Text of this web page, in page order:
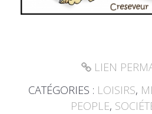
LIEN
CATÉGORIES : LOISIRS,
PEOPLE,